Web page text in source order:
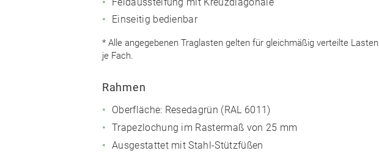
Einseitig bedienbar
* Alle angegebenen Traglasten gelten für gleichmäßig verteilte Lasten
je Fach.
Rahmen
Oberfläche: Resedagrün (RAL 6011)
Trapezlochung im Rastermaß von 25 mm
Ausgestattet mit Stahl-Stützfüßen